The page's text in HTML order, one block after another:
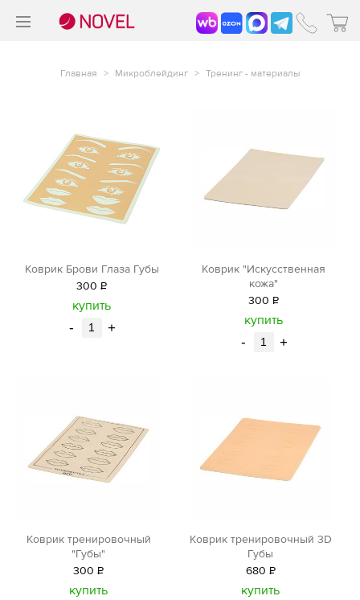
Главная > Микроблейдинг > Тренинг - материалы
Коврик Брови Глаза Губы
300 Р
уб.
купить
- +
Коврик "Искусственная
кожа"
300 Р
уб.
купить
- +
Коврик тренировочный
"Губы"
300 Р
уб.
купить
Коврик тренировочный 3D
Губы
680 Р
уб.
купить